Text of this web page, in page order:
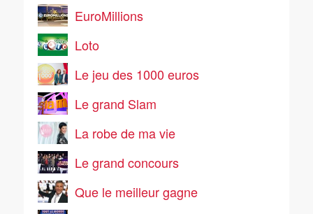
EuroMillions
Loto
Le jeu des 1000 euros
Le grand Slam
La robe de ma vie
Le grand concours
Que le meilleur gagne